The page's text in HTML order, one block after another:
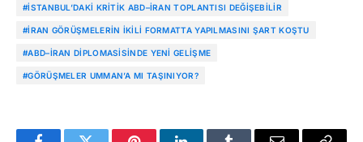
#İSTANBUL’DAKI KRITIK ABD–İRAN TOPLANTISI DEĞIŞEBILIR
#İRAN GÖRÜŞMELERIN IKILI FORMATTA YAPILMASINI ŞART KOŞTU
#ABD–İRAN DIPLOMASISINDE YENI GELIŞME
#GÖRÜŞMELER UMMAN’A MI TAŞINIYOR?